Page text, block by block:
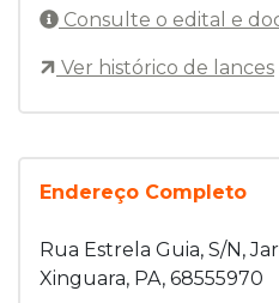
Endereço Completo
Rua Estrela Guia, S/N,
Xinguara, PA, 68555970
Consulte o edital e
Ver histórico de lances